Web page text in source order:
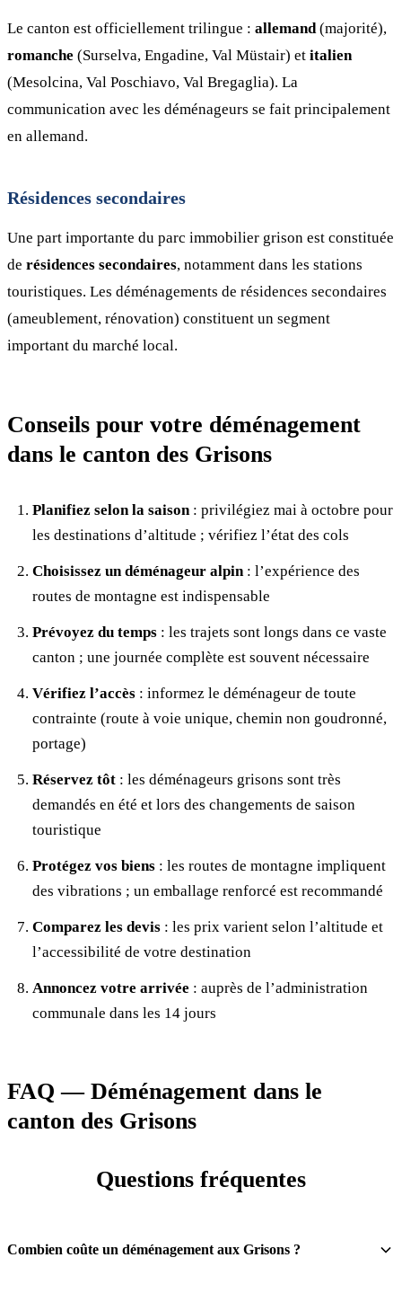
Le canton est officiellement trilingue : allemand(majorité),
romanche (Surselva, Engadine, Val Müstair) et italien
(Mesolcina, Val Poschiavo, Val Bregaglia). La
communication avec les déménageurs se fait principalement
en allemand.
Résidences secondaires
Une part importante du parc immobilier grison est constituée
de résidences secondaires, notamment dans les stations
touristiques. Les déménagements de résidences secondaires
(ameublement, rénovation) constituent un segment
important du marché local.
Conseils pour votre déménagement
dans le canton des Grisons
Planifiez selon la saison: privilégiez mai à octobre pour
les destinations d’altitude ; vérifiez l’état des cols
Choisissez un déménageur alpin: l’expérience des
routes de montagne est indispensable
Prévoyez du temps : les trajets sont longs dans ce vaste
canton ; une journée complète est souvent nécessaire
Vérifiez l’accès : informez le déménageur de toute
contrainte (route à voie unique, chemin non goudronné,
portage)
Réservez tôt : les déménageurs grisons sont très
demandés en été et lors des changements de saison
touristique
Protégez vos biens : les routes de montagne impliquent
des vibrations ; un emballage renforcé est recommandé
Comparez les devis : les prix varient selon l’altitude et
l’accessibilité de votre destination
Annoncez votre arrivée : auprès de l’administration
communale dans les 14 jours
FAQ — Déménagement dans le
canton des Grisons
Questions fréquentes
Combien coûte un déménagement aux Grisons ?